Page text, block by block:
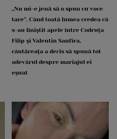
„Nu mi-e jenă să o spun cu voce
tare”. Când toată lumea credea că
s-au liniștit apele între Codruța
Filip și Valentin Sanfira,
cântăreața a decis să spună tot
adevărul despre mariajul ei
eșuat